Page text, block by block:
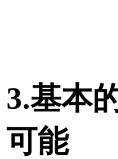
3.基本
可能